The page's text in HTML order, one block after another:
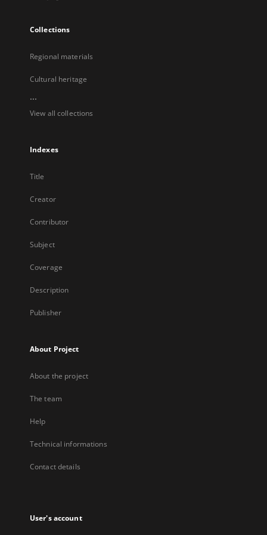
Collections
Regional materials
Cultural heritage
...
View all collections
Indexes
Title
Creator
Contributor
Subject
Coverage
Description
Publisher
About Project
About the project
The team
Help
Technical informations
Contact details
User's account